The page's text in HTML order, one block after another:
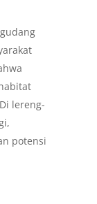
lereng-
potensi